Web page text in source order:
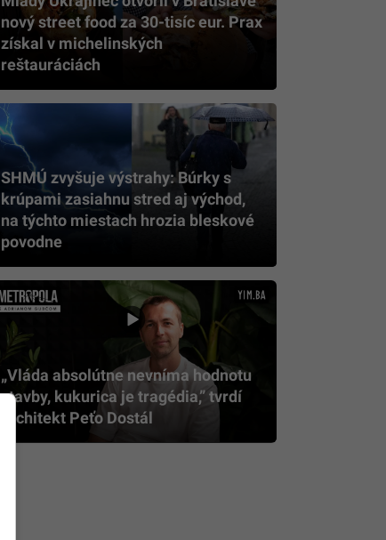
nový street food za 30-tisíc eur. Prax
získal v michelinských
reštauráciách
SHMÚ zvyšuje výstrahy: Búrky s
krúpami zasiahnu stred aj východ,
na týchto miestach hrozia bleskové
povodne
„Vláda absolútne nevníma hodnotu
stavby, kukurica je tragédia,” tvrdí
architekt Peťo Dostál